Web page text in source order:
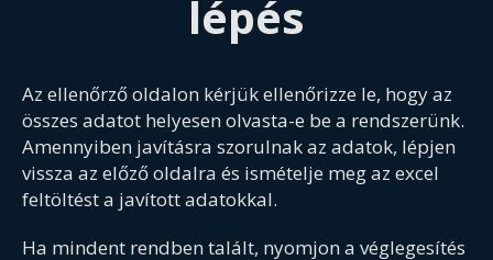
lépés
Az ellenőrző oldalon kérjük ellenőrizze le, hogy az
összes adatot helyesen olvasta-e be a rendszerünk.
Amennyiben javításra szorulnak az adatok, lépjen
vissza az előző oldalra és ismételje meg az excel
feltöltést a javított adatokkal.
Ha mindent rendben talált, nyomjon a véglegesítés